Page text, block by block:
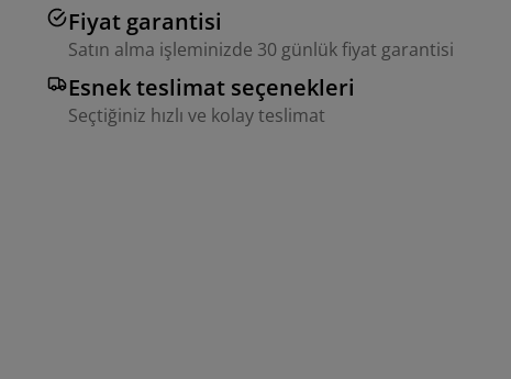
Fiyat garantisi
Satın alma işleminizde 30 günlük fiyat garantisi
Esnek teslimat seçenekleri
Seçtiğiniz hızlı ve kolay teslimat